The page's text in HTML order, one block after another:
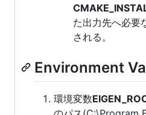
た出力先へ必要
される。
Environment
環境変数